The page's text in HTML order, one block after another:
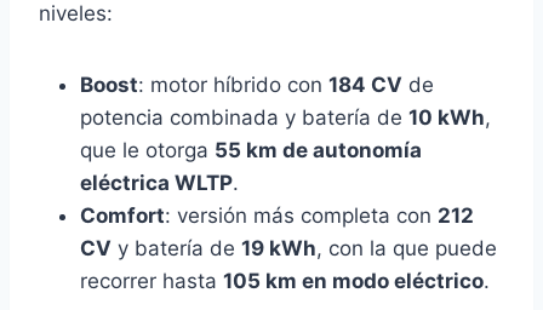
niveles:
Boost: motor híbrido con 184 CV de
potencia combinada y batería de 10 kWh,
que le otorga 55 km de autonomía
eléctrica WLTP.
Comfort: versión más completa con 212
CV y batería de 19 kWh, con la que puede
recorrer hasta 105 km en modo eléctrico.